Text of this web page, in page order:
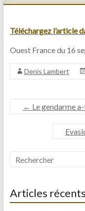
Téléchargez l’article
Ouest France du 16
Denis Lambert
← Le gendarme
Articles récents